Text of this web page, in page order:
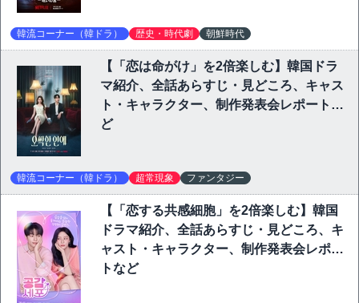
韓流コーナー（韓ドラ） 歴史・時代劇 朝鮮時代
【「恋は命がけ」を2倍楽しむ】韓国ドラ
マ紹介、全話あらすじ・見どころ、キャス
ト・キャラクター、制作発表会レポートな
ど
韓流コーナー（韓ドラ） 超常現象 ファンタジー
【「恋する共感細胞」を2倍楽しむ】韓国
ドラマ紹介、全話あらすじ・見どころ、キ
ャスト・キャラクター、制作発表会レポー
トなど